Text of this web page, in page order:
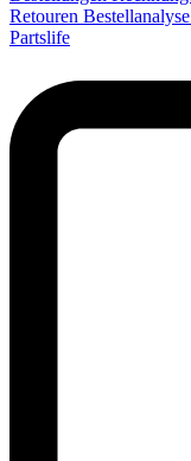
Retouren Bestellanalyse
Partslife